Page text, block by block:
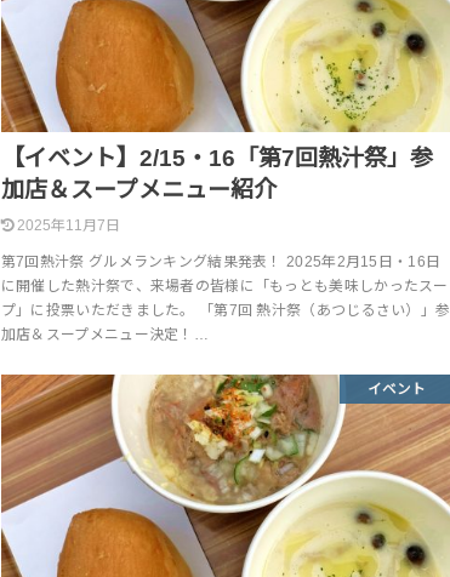
【イベント】2/15・16「第7回熱汁祭」参
加店＆スープメニュー紹介
2025年11月7日
第7回熱汁祭 グルメランキング結果発表！ 2025年2月15日・16日
に開催した熱汁祭で、来場者の皆様に「もっとも美味しかったスー
プ」に投票いただきました。 「第7回 熱汁祭（あつじるさい）」参
加店＆スープメニュー決定！…
イベント